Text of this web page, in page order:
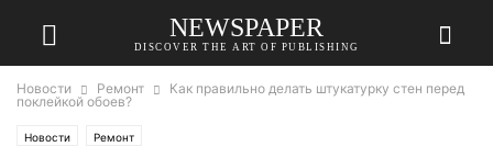
NEWSPAPER
DISCOVER THE ART OF PUBLISHING
Новости Ремонт
Как правильно делать штукатурку стен перед
поклейкой обоев?
Новости Ремонт